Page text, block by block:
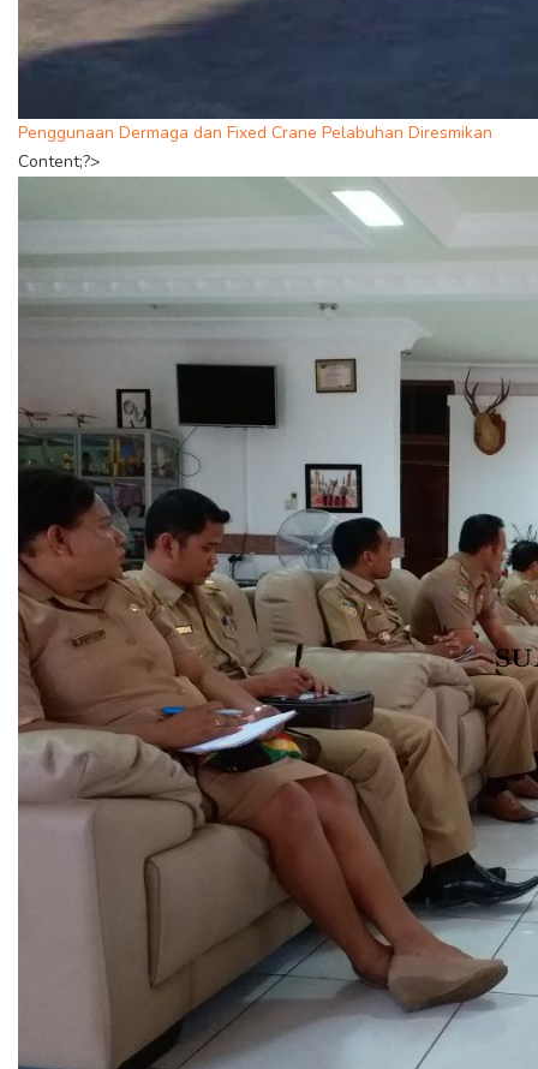
Penggunaan Dermaga dan Fixed Crane Pelabuhan Diresmikan
Content;?>